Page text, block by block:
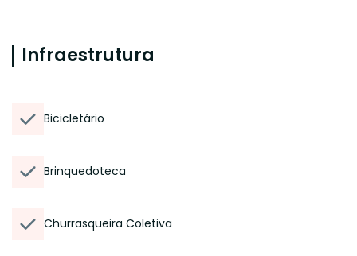
Infraestrutura
Bicicletário
Brinquedoteca
Churrasqueira Coletiva